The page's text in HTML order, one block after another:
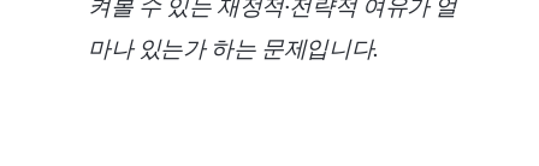
켜볼 수 있는 재정적·전략적 여유가 얼
마나 있는가 하는 문제입니다.